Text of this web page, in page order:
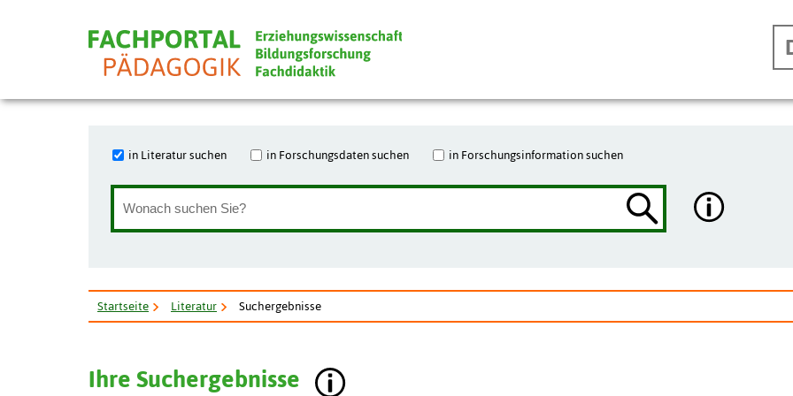
in Literatur suchen in Forschungsdaten suchen in Forschungsinformation suchen
Startseite Literatur Suchergebnisse
Ihre Suchergebnisse